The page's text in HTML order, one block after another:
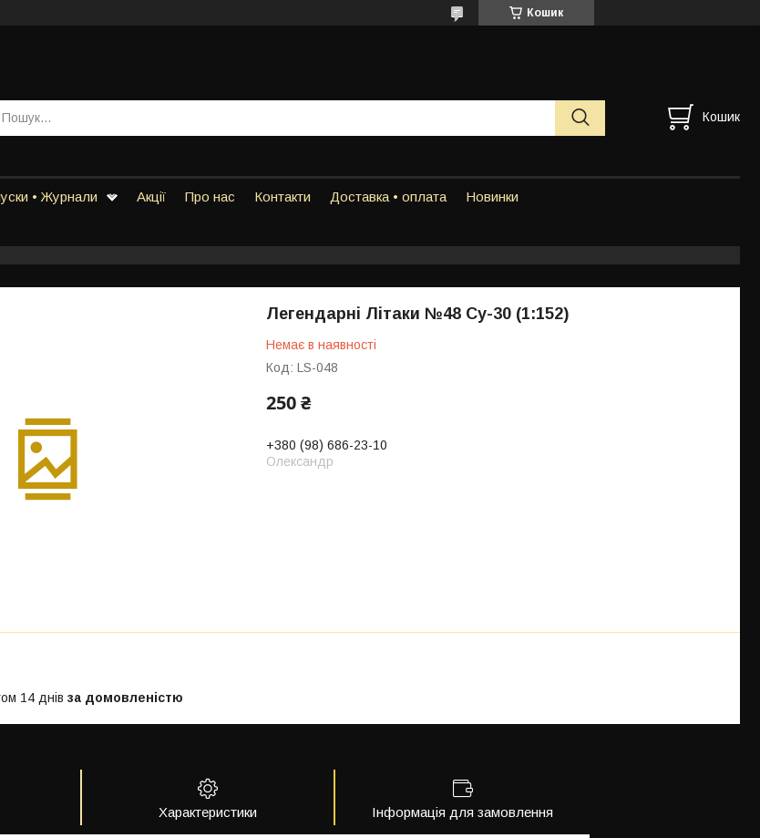
Кошик
Кошик
• Журнали Акції Про нас Контакти Доставка • оплата Новинки
Легендарні Літаки №48 Су-30 (1:152)
Немає в наявності
Код: LS-048
250 ₴
+380 (98) 686-23-10
Олександр
14 днів за домовленістю
Характеристики Інформація для замовлення